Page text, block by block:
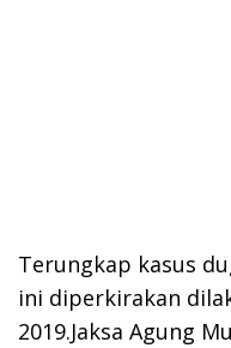
Terungkap kasus
ini diperkirakan
2019.Jaksa Agung